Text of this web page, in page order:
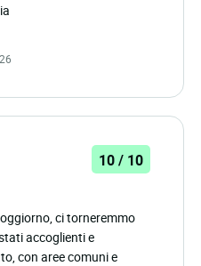
10 / 10
ci torneremmo
accoglienti e
con aree comuni e